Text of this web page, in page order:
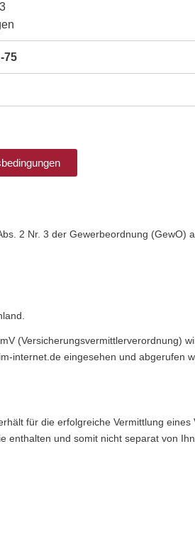
75
2 Nr. 3 der Gewerbeordnung (GewO)
(Versicherungsvermittlerverordnung)
internet.de eingesehen und abgerufen
für die erfolgreiche Vermittlung
enthalten und somit nicht separat von